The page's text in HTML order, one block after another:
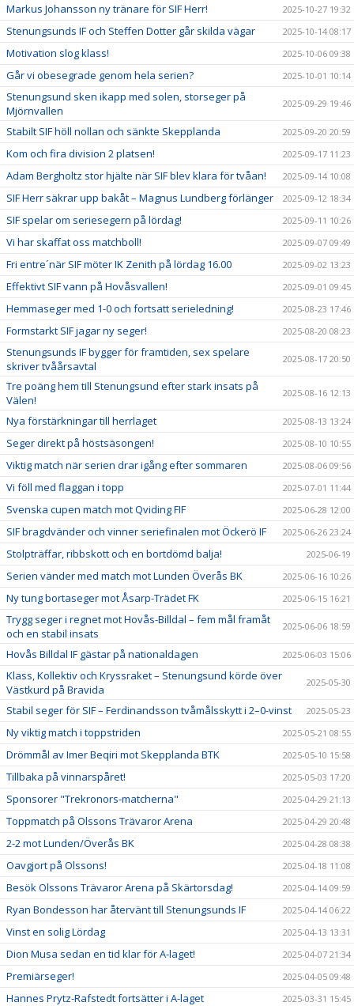
Markus Johansson ny tränare för SIF Herr! 2025-10-27 19:32
Stenungsunds IF och Steffen Dotter går skilda vägar 2025-10-14 08:17
Motivation slog klass! 2025-10-06 09:38
Går vi obesegrade genom hela serien? 2025-10-01 10:14
Stenungsund sken ikapp med solen, storseger på
Mjörnvallen
2025-09-29 19:46
Stabilt SIF höll nollan och sänkte Skepplanda 2025-09-20 20:59
Kom och fira division 2 platsen! 2025-09-17 11:23
Adam Bergholtz stor hjälte när SIF blev klara för tvåan! 2025-09-14 10:08
SIF Herr säkrar upp bakåt – Magnus Lundberg förlänger 2025-09-12 18:34
SIF spelar om seriesegern på lördag! 2025-09-11 10:26
Vi har skaffat oss matchboll! 2025-09-07 09:49
Fri entre´när SIF möter IK Zenith på lördag 16.00 2025-09-02 13:23
Effektivt SIF vann på Hovåsvallen! 2025-09-01 09:45
Hemmaseger med 1-0 och fortsatt serieledning! 2025-08-23 17:46
Formstarkt SIF jagar ny seger! 2025-08-20 08:23
Stenungsunds IF bygger för framtiden, sex spelare
skriver tvåårsavtal
2025-08-17 20:50
Tre poäng hem till Stenungsund efter stark insats på
Välen!
2025-08-16 12:13
Nya förstärkningar till herrlaget 2025-08-13 13:24
Seger direkt på höstsäsongen! 2025-08-10 10:55
Viktig match när serien drar igång efter sommaren 2025-08-06 09:56
Vi föll med flaggan i topp 2025-07-01 11:44
Svenska cupen match mot Qviding FIF 2025-06-28 12:00
SIF bragdvänder och vinner seriefinalen mot Öckerö IF 2025-06-26 23:24
Stolpträffar, ribbskott och en bortdömd balja! 2025-06-19
Serien vänder med match mot Lunden Överås BK 2025-06-16 10:26
Ny tung bortaseger mot Åsarp-Trädet FK 2025-06-15 16:21
Trygg seger i regnet mot Hovås-Billdal – fem mål framåt
och en stabil insats
2025-06-06 18:59
Hovås Billdal IF gästar på nationaldagen 2025-06-03 15:06
Klass, Kollektiv och Kryssraket – Stenungsund körde över
Västkurd på Bravida
2025-05-30
Stabil seger för SIF – Ferdinandsson tvåmålsskytt i 2–0-vinst 2025-05-23
Ny viktig match i toppstriden 2025-05-21 08:55
Drömmål av Imer Beqiri mot Skepplanda BTK 2025-05-10 15:58
Tillbaka på vinnarspåret! 2025-05-03 17:20
Sponsorer "Trekronors-matcherna" 2025-04-29 21:13
Toppmatch på Olssons Trävaror Arena 2025-04-29 20:48
2-2 mot Lunden/Överås BK 2025-04-28 08:38
Oavgjort på Olssons! 2025-04-18 11:08
Besök Olssons Trävaror Arena på Skärtorsdag! 2025-04-14 09:59
Ryan Bondesson har återvänt till Stenungsunds IF 2025-04-14 06:22
Vinst en solig Lördag 2025-04-13 13:31
Dion Musa sedan en tid klar för A-laget! 2025-04-07 21:34
Premiärseger! 2025-04-05 09:48
Hannes Prytz-Rafstedt fortsätter i A-laget 2025-03-31 15:45